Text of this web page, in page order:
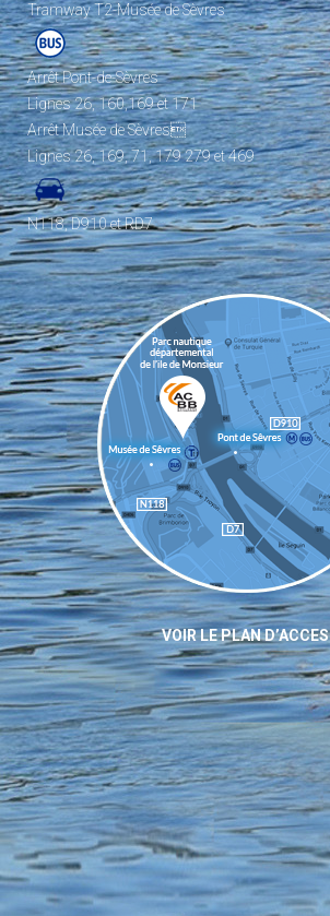
Tramway T2-Musée de Sèvres
Arrêt Pont-de-Sèvres
Lignes 26, 160,169 et 171
Arrêt Musée de Sèvres
Lignes 26, 169, 71, 179 279 et 469
N118, D910 et RD7
VOIR LE PLAN D’ACCES